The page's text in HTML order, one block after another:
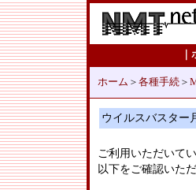
ホーム ＞ 各種手続 ＞
ウイルスバスター
ご利用いただいて
以下をご確認いた